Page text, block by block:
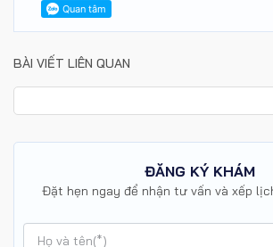
BÀI VIẾT LIÊN QUAN
ĐĂNG KÝ KHÁM
Đặt hẹn ngay để nhận tư vấn và xếp